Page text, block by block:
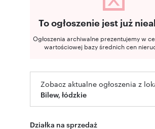
To ogłoszenie jest już
Ogłoszenia archiwalne prezentujemy w
wartościowej bazy średnich cen
Zobacz aktualne ogłoszenia z
Bilew, łódzkie
Działka na sprzedaż